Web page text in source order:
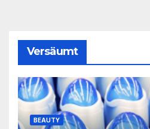
Versäumt
BEAUTY